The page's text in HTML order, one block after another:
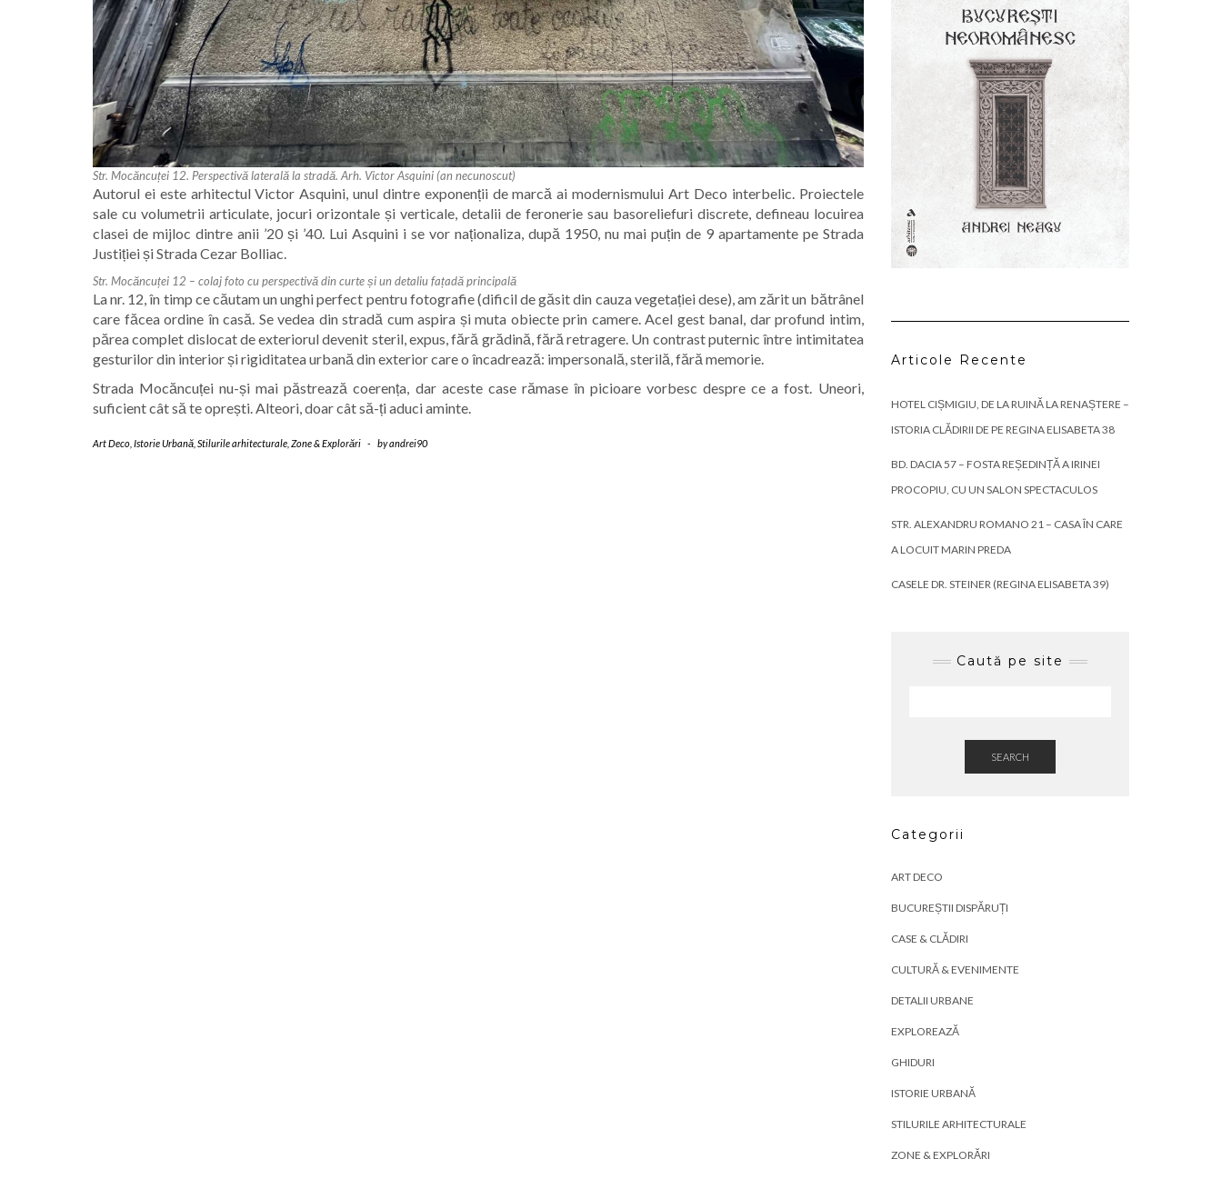
Str. Mocăncuței 12. Perspectivă laterală la stradă. Arh. Victor Asquini (an necunoscut)
Autorul ei este arhitectul Victor Asquini, unul dintre exponenții de marcă ai modernismului Art Deco interbelic. Proiectele
sale cu volumetrii articulate, jocuri orizontale și verticale, detalii de feronerie sau basoreliefuri discrete, defineau locuirea
clasei de mijloc dintre anii ’20 și ’40. Lui Asquini i se vor naționaliza, după 1950, nu mai puțin de 9 apartamente pe Strada
Justiției și Strada Cezar Bolliac.
Str. Mocăncuței 12 – colaj foto cu perspectivă din curte și un detaliu fațadă principală
La nr. 12, în timp ce căutam un unghi perfect pentru fotografie (dificil de găsit din cauza vegetației dese), am zărit un bătrânel
care făcea ordine în casă. Se vedea din stradă cum aspira și muta obiecte prin camere. Acel gest banal, dar profund intim,
părea complet dislocat de exteriorul devenit steril, expus, fără grădină, fără retragere. Un contrast puternic între intimitatea
gesturilor din interior și rigiditatea urbană din exterior care o încadrează: impersonală, sterilă, fără memorie.
Strada Mocăncuței nu-și mai păstrează coerența, dar aceste case rămase în picioare vorbesc despre ce a fost. Uneori,
suficient cât să te oprești. Alteori, doar cât să-ți aduci aminte.
Art Deco Istorie Urbană Stilurile arhitecturale Zone & Explorări - byandrei90
Articole Recente
HOTEL CIȘMIGIU, DE LA RUINĂ LA RENAȘTERE –
ISTORIA CLĂDIRII DE PE REGINA ELISABETA 38
BD. DACIA 57 – FOSTA REȘEDINȚĂ A IRINEI
PROCOPIU, CU UN SALON SPECTACULOS
STR. ALEXANDRU ROMANO 21 – CASA ÎN CARE
A LOCUIT MARIN PREDA
CASELE DR. STEINER (REGINA ELISABETA 39)
Caută pe site
SEARCH
Categorii
ART DECO
BUCUREȘTII DISPĂRUȚI
CASE & CLĂDIRI
CULTURĂ & EVENIMENTE
DETALII URBANE
EXPLOREAZĂ
GHIDURI
ISTORIE URBANĂ
STILURILE ARHITECTURALE
ZONE & EXPLORĂRI